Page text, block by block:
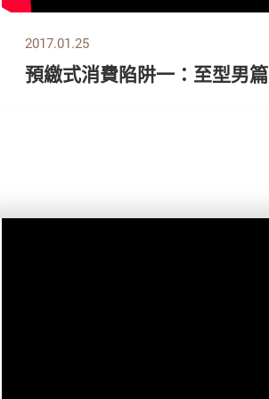
2017.01.25
預繳式消費陷阱一：至型男篇